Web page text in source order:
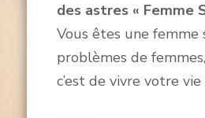
des astres « Femme
Vous êtes une femme
problèmes de
c’est de vivre votre